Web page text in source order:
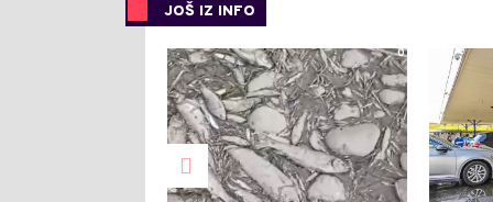
JOŠ IZ INFO
0